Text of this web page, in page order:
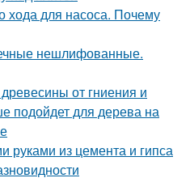
хода для насоса. Почему
нешлифованные.
от гниения и
подойдет для дерева на
из цемента и гипса